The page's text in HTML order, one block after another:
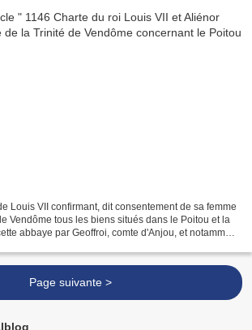
Louis VII confirmant, dit consentement de sa femme
Vendôme tous les biens situés dans le Poitou et la
abbaye par Geoffroi, comte d'Anjou, et notamment
Page suivante >